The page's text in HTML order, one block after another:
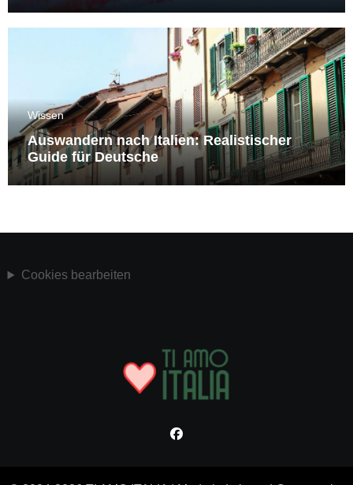
Wissen
Auswandern nach Italien: Realistischer
Guide für Deutsche
Cookies bearbeiten